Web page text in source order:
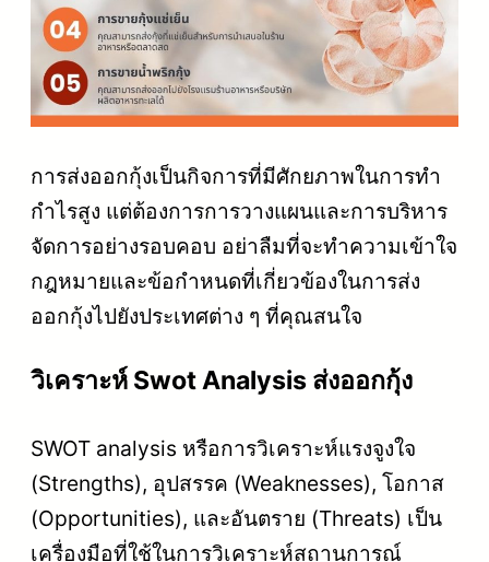
การส่งออกกุ้งเป็นกิจการที่มีศักยภาพในการทำ
กำไรสูง แต่ต้องการการวางแผนและการบริหาร
จัดการอย่างรอบคอบ อย่าลืมที่จะทำความเข้าใจ
กฎหมายและข้อกำหนดที่เกี่ยวข้องในการส่ง
ออกกุ้งไปยังประเทศต่าง ๆ ที่คุณสนใจ
วิเคราะห์ Swot Analysis ส่งออกกุ้ง
SWOT analysis หรือการวิเคราะห์แรงจูงใจ
(Strengths), อุปสรรค (Weaknesses), โอกาส
(Opportunities), และอันตราย (Threats) เป็น
เครื่องมือที่ใช้ในการวิเคราะห์สถานการณ์